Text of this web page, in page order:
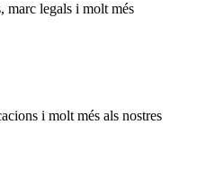
marc legals i molt més
i molt més als nostres